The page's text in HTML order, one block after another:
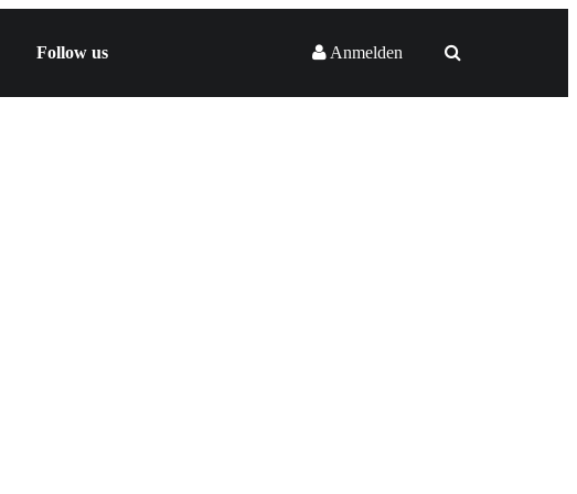
Follow us Anmelden